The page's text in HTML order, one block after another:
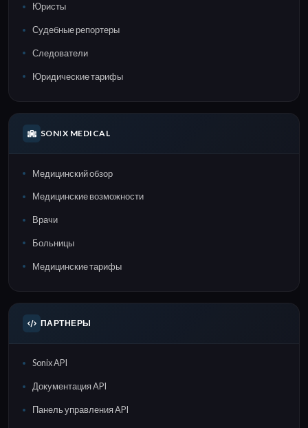
Юристы
Судебные репортеры
Следователи
Юридические тарифы
SONIX MEDICAL
Медицинский обзор
Медицинские возможности
Врачи
Больницы
Медицинские тарифы
ПАРТНЕРЫ
Sonix API
Документация API
Панель управления API